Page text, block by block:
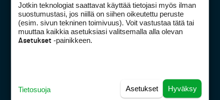
Golfpisteen yhteystiedot
DSA avoimuusraportti
Asiakaspalvelu
(digi) digi@otavamedia.fi
Jotkin teknologiat saattavat käyttää tietojasi myös ilman
suostumustasi, jos niillä on siihen oikeutettu peruste
(esim. sivun tekninen toimivuus). Voit vastustaa tätä tai
muuttaa kaikkia asetuksiasi valitsemalla alla olevan
Asetukset -painikkeen.
Hyväksy
Asetukset
Tietosuoja